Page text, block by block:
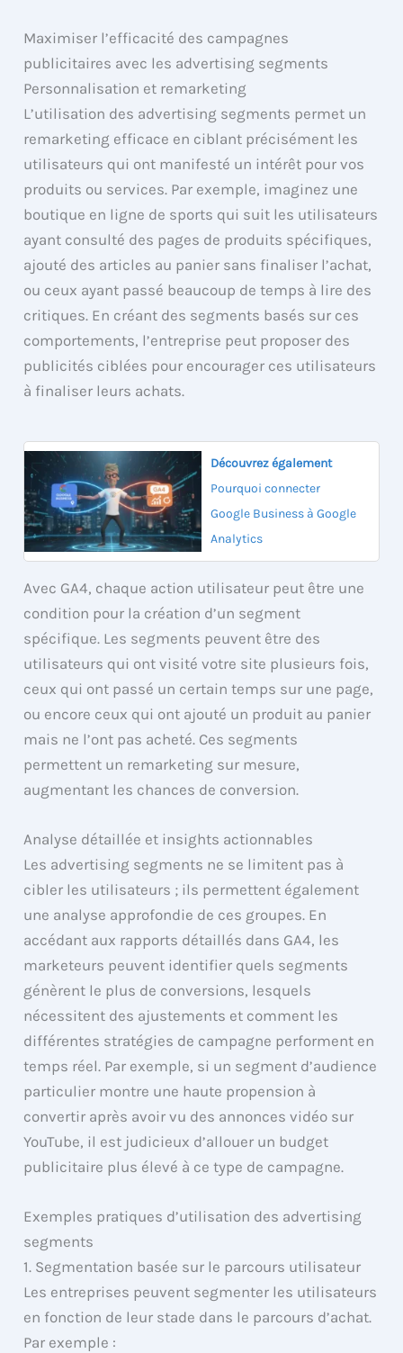
Maximiser l’efficacité des campagnes
publicitaires avec les advertising segments
Personnalisation et remarketing
L’utilisation des advertising segments permet un
remarketing efficace en ciblant précisément les
utilisateurs qui ont manifesté un intérêt pour vos
produits ou services. Par exemple, imaginez une
boutique en ligne de sports qui suit les utilisateurs
ayant consulté des pages de produits spécifiques,
ajouté des articles au panier sans finaliser l’achat,
ou ceux ayant passé beaucoup de temps à lire des
critiques. En créant des segments basés sur ces
comportements, l’entreprise peut proposer des
publicités ciblées pour encourager ces utilisateurs
à finaliser leurs achats.
Découvrez également
Pourquoi connecter
Google Business à Google
Analytics
Avec GA4, chaque action utilisateur peut être une
condition pour la création d’un segment
spécifique. Les segments peuvent être des
utilisateurs qui ont visité votre site plusieurs fois,
ceux qui ont passé un certain temps sur une page,
ou encore ceux qui ont ajouté un produit au panier
mais ne l’ont pas acheté. Ces segments
permettent un remarketing sur mesure,
augmentant les chances de conversion.
Analyse détaillée et insights actionnables
Les advertising segments ne se limitent pas à
cibler les utilisateurs ; ils permettent également
une analyse approfondie de ces groupes. En
accédant aux rapports détaillés dans GA4, les
marketeurs peuvent identifier quels segments
génèrent le plus de conversions, lesquels
nécessitent des ajustements et comment les
différentes stratégies de campagne performent en
temps réel. Par exemple, si un segment d’audience
particulier montre une haute propension à
convertir après avoir vu des annonces vidéo sur
YouTube, il est judicieux d’allouer un budget
publicitaire plus élevé à ce type de campagne.
Exemples pratiques d’utilisation des advertising
segments
1. Segmentation basée sur le parcours utilisateur
Les entreprises peuvent segmenter les utilisateurs
en fonction de leur stade dans le parcours d’achat.
Par exemple :